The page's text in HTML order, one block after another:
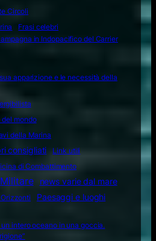
Circoli
Frasi celebri
in Indopacifico del Carrier
apparizione e le necessità della
del mondo
della Marina
consigliati Link utili
di Combattimento
news varie dal mare
Paesaggi e luoghi
intero oceano in una goccia.